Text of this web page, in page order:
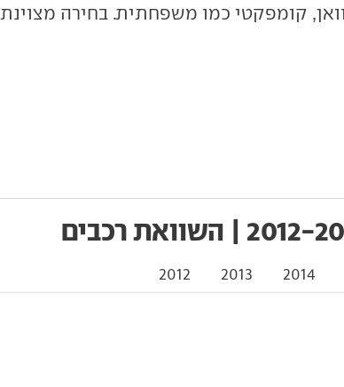
קומפקטי כמו משפחתית. בחירה מצוינת
2014
2013
2012